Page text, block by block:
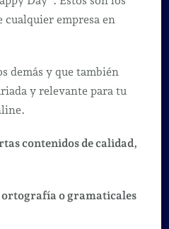
cualquier empresa en
demás y que también
y relevante para tu
contenidos de calidad,
ortografía o gramaticales